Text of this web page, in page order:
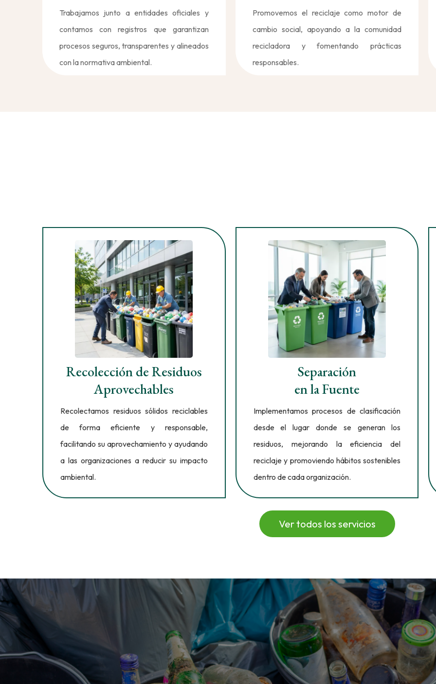
Trabajamos junto a entidades oficiales y
contamos con registros que garantizan
procesos seguros, transparentes y alineados
con la normativa ambiental.
Promovemos el reciclaje como motor de
cambio social, apoyando a la comunidad
recicladora y fomentando prácticas
responsables.
Recolección de Residuos
Aprovechables
Recolectamos residuos sólidos reciclables
de forma eficiente y responsable,
facilitando su aprovechamiento y ayudando
a las organizaciones a reducir su impacto
ambiental.
Separación
en la Fuente
Implementamos procesos de clasificación
desde el lugar donde se generan los
residuos, mejorando la eficiencia del
reciclaje y promoviendo hábitos sostenibles
dentro de cada organización.
Ver todos los servicios